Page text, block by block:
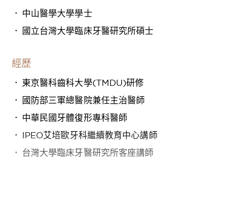
中山醫學大學學士
國立台灣大學臨床牙醫研究所碩士
經歷
東京醫科齒科大學(TMDU)研修
國防部三軍總醫院兼任主治醫師
中華民國牙體復形專科醫師
IPEO艾培歐牙科繼續教育中心講師
台灣大學臨床牙醫研究所客座講師